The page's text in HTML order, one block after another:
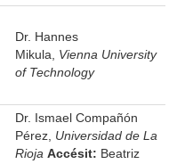
Dr. Hannes
Mikula, Vienna University
of Technology
Dr. Ismael Compañón
Pérez, Universidad de La
Rioja Accésit: Beatriz